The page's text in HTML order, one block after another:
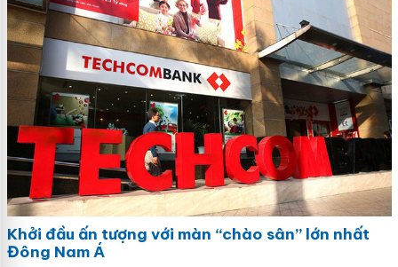
Khởi đầu ấn tượng với màn “chào sân” lớn nhất
Đông Nam Á